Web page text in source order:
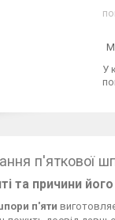
У
п'яткової
та причини
п'яти